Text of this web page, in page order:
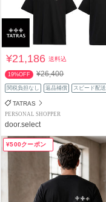
¥21,186送料込
19%OFF ¥26,400
関税負担なし 返品補償 スピード配送
TATRAS
PERSONAL SHOPPER
door.select
¥500クーポン